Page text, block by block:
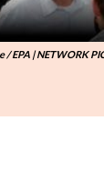
/ EPA | NETWORK